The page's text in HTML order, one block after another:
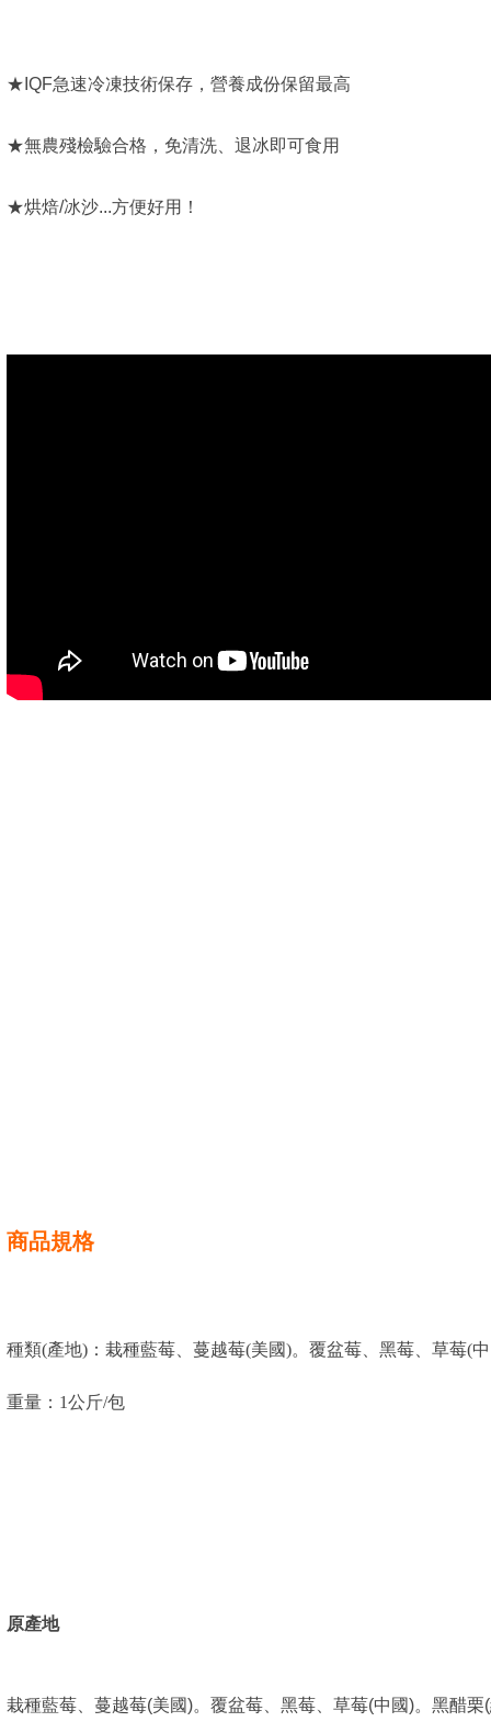
★IQF急速冷凍技術保存，營養成份保留最高
★無農殘檢驗合格，免清洗、退冰即可食用
★烘焙/冰沙...方便好用！
商品規格
種類(產地)：栽種藍莓、蔓越莓(美國)。覆盆莓、黑莓、草莓(
重量：1公斤/包
原產地
栽種藍莓、蔓越莓(美國)。覆盆莓、黑莓、草莓(中國)。黑醋栗